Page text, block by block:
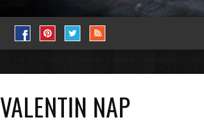
A MOSTANI HŐSÉGET LEGINKÁBB
ÍGY AZ ÉLVEZETEK HALMOZÁSA
VALENTIN NAP